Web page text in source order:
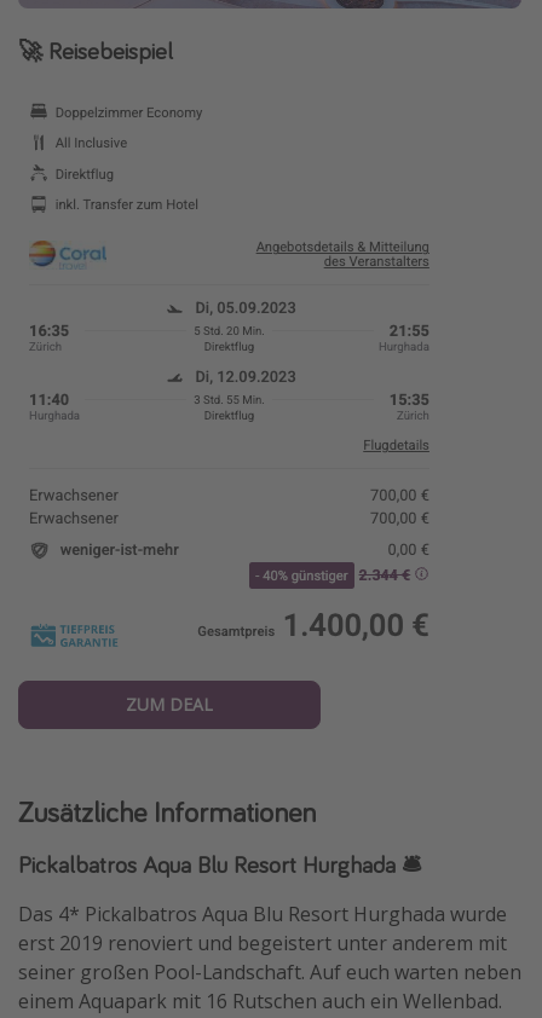
🚀 Reisebeispiel
ZUM DEAL
Zusätzliche Informationen
Pickalbatros Aqua Blu Resort Hurghada 🛎️
Das 4* Pickalbatros Aqua Blu Resort Hurghada wurde
erst 2019 renoviert und begeistert unter anderem mit
seiner großen Pool-Landschaft. Auf euch warten neben
einem Aquapark mit 16 Rutschen auch ein Wellenbad.